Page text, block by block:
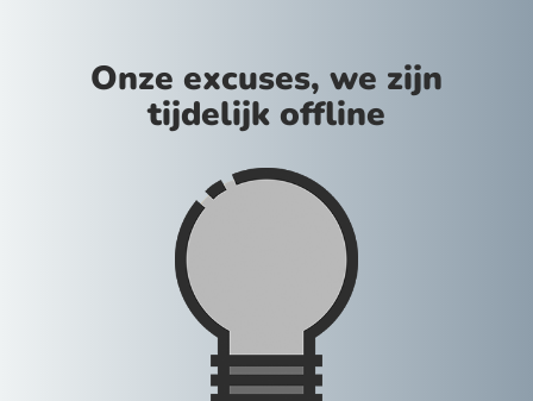
Onze excuses, we zijn
tijdelijk offline